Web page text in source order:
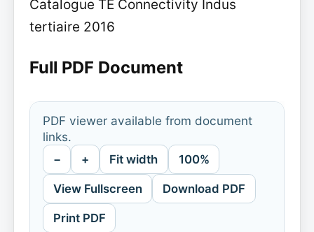
Catalogue TE Connectivity Indus
tertiaire 2016
Full PDF Document
PDF viewer available from document
links.
− + Fit width 100%
View Fullscreen Download PDF
Print PDF